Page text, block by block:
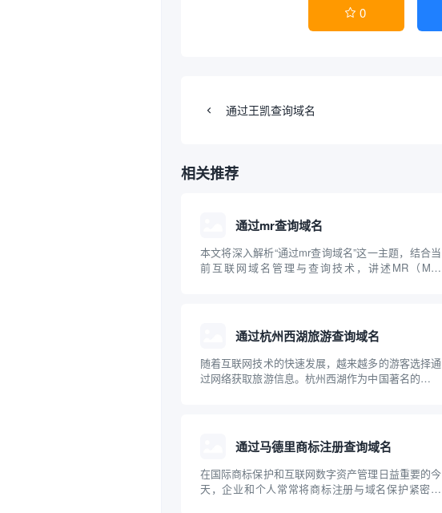
 0
通过王凯查询域名
相关推荐
通过mr查询域名
本文将深入解析“通过mr查询域名”这一主题，结合当
前互联网域名管理与查询技术，讲述MR（Mail
通过杭州西湖旅游查询域名
随着互联网技术的快速发展，越来越多的游客选择通
过网络获取旅游信息。杭州西湖作为中国著名的旅游
通过马德里商标注册查询域名
在国际商标保护和互联网数字资产管理日益重要的今
天，企业和个人常常将商标注册与域名保护紧密结